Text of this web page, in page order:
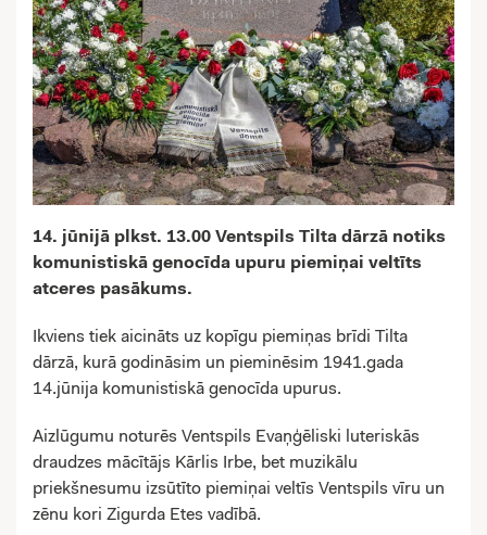
14. jūnijā plkst. 13.00 Ventspils Tilta dārzā notiks
komunistiskā genocīda upuru piemiņai veltīts
atceres pasākums.
Ikviens tiek aicināts uz kopīgu piemiņas brīdi Tilta
dārzā, kurā godināsim un pieminēsim 1941.gada
14.jūnija komunistiskā genocīda upurus.
Aizlūgumu noturēs Ventspils Evaņģēliski luteriskās
draudzes mācītājs Kārlis Irbe, bet muzikālu
priekšnesumu izsūtīto piemiņai veltīs Ventspils vīru un
zēnu kori Zigurda Etes vadībā.